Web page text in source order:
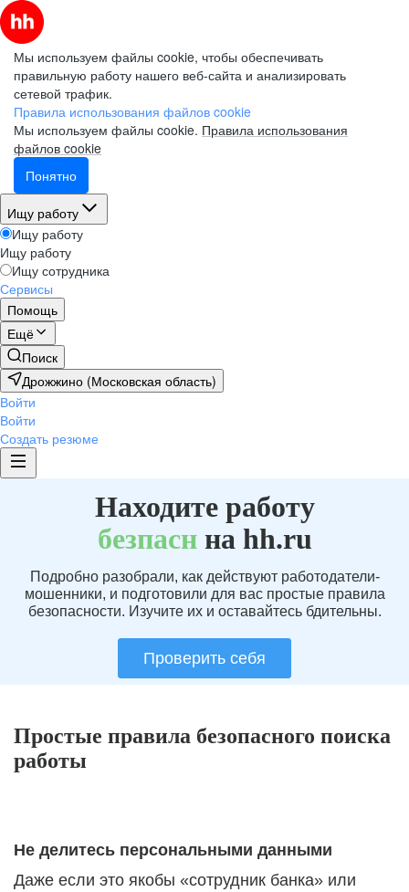
Мы используем файлы cookie, чтобы обеспечивать
правильную работу нашего веб-сайта и анализировать
сетевой трафик.
Правила использования файлов cookie
Мы используем файлы cookie. Правила использования
файлов cookie
Понятно
Ищу работу
Ищу работу
Ищу работу
Ищу сотрудника
Сервисы
Помощь
Ещё
Поиск
Дрожжино (Московская область)
Войти
Войти
Создать резюме
Находите работу
безпаснна hh.ru
Подробно разобрали, как действуют работодатели-
мошенники, и подготовили для вас простые правила
безопасности. Изучите их и оставайтесь бдительны.
Проверить себя
Простые правила безопасного поиска
работы
Не делитесь персональными данными
Даже если это якобы «сотрудник банка» или